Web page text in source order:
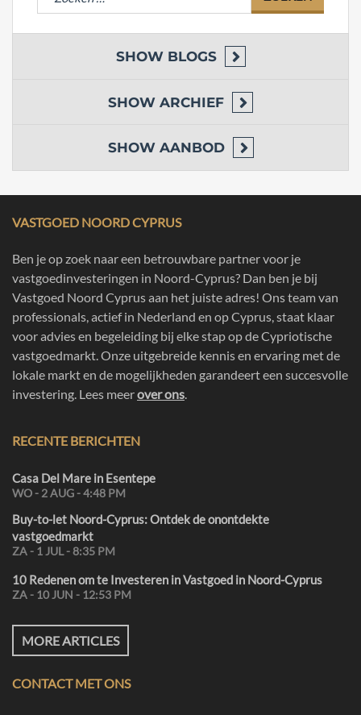
naar:
SHOW BLOGS
SHOW ARCHIEF
SHOW AANBOD
VASTGOED NOORD CYPRUS
Ben je op zoek naar een betrouwbare partner voor je
vastgoedinvesteringen in Noord-Cyprus? Dan ben je bij
Vastgoed Noord Cyprus aan het juiste adres! Ons team van
professionals, actief in Nederland en op Cyprus, staat klaar
voor advies en begeleiding bij elke stap op de Cypriotische
vastgoedmarkt. Onze uitgebreide kennis en ervaring met de
lokale markt en de mogelijkheden garandeert een succesvolle
investering. Lees meerover ons.
RECENTE BERICHTEN
Casa Del Mare in Esentepe
WO - 2 AUG - 4:48 PM
Buy-to-let Noord-Cyprus: Ontdek de onontdekte
vastgoedmarkt
ZA - 1 JUL - 8:35 PM
10 Redenen om te Investeren in Vastgoed in Noord-Cyprus
ZA - 10 JUN - 12:53 PM
MORE ARTICLES
CONTACT MET ONS